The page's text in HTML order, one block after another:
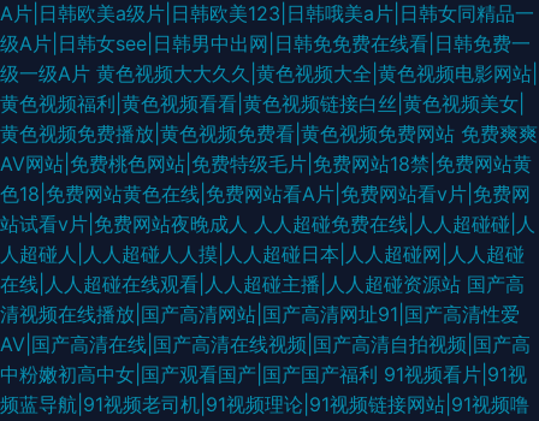
A片|日韩欧美a级片|日韩欧美123|日韩哦美a片|日韩女同精品一
级A片|日韩女see|日韩男中出网|日韩免免费在线看|日韩免费一
级一级A片 黄色视频大大久久|黄色视频大全|黄色视频电影网站|
黄色视频福利|黄色视频看看|黄色视频链接白丝|黄色视频美女|
黄色视频免费播放|黄色视频免费看|黄色视频免费网站 免费爽爽
AV网站|免费桃色网站|免费特级毛片|免费网站18禁|免费网站黄
色18|免费网站黄色在线|免费网站看A片|免费网站看v片|免费网
站试看v片|免费网站夜晚成人 人人超碰免费在线|人人超碰碰|人
人超碰人|人人超碰人人摸|人人超碰日本|人人超碰网|人人超碰
在线|人人超碰在线观看|人人超碰主播|人人超碰资源站 国产高
清视频在线播放|国产高清网站|国产高清网址91|国产高清性爱
AV|国产高清在线|国产高清在线视频|国产高清自拍视频|国产高
中粉嫩初高中女|国产观看国产|国产国产福利 91视频看片|91视
频蓝导航|91视频老司机|91视频理论|91视频链接网站|91视频噜